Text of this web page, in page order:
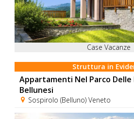
Case Vacanze
Struttura in
Appartamenti Nel Parco Delle
Bellunesi
Sospirolo (Belluno) Veneto